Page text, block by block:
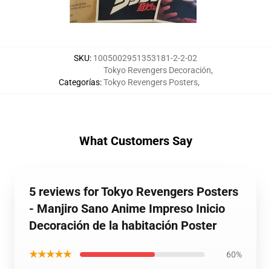
SKU: 1005002951353181-2-2-02
Categorías:
Tokyo Revengers Decoración,
Tokyo Revengers Posters,
What Customers Say
5 reviews for Tokyo Revengers Posters
- Manjiro Sano Anime Impreso Inicio
Decoración de la habitación Poster
★★★★★ 60%